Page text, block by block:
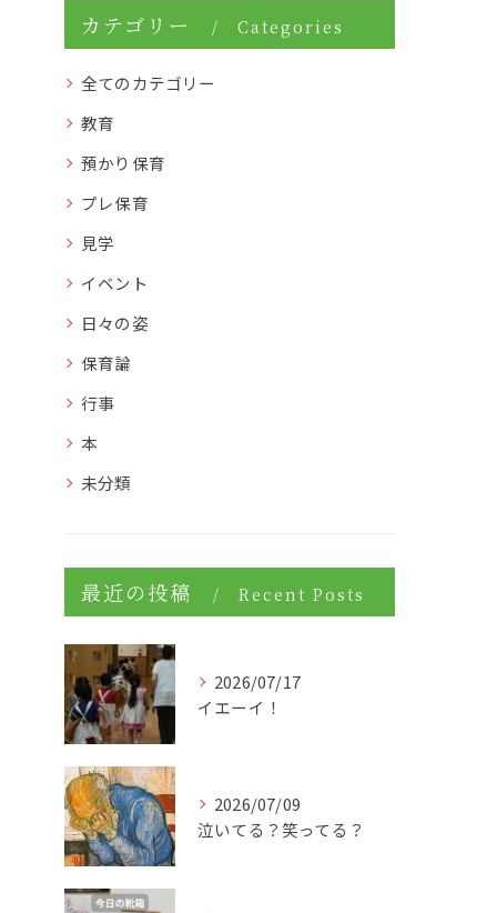
カテゴリー Categories
全てのカテゴリー
教育
預かり保育
プレ保育
見学
イベント
日々の姿
保育論
行事
本
未分類
最近の投稿 Recent Posts
2026/07/17
イエーイ！
2026/07/09
泣いてる？笑ってる？